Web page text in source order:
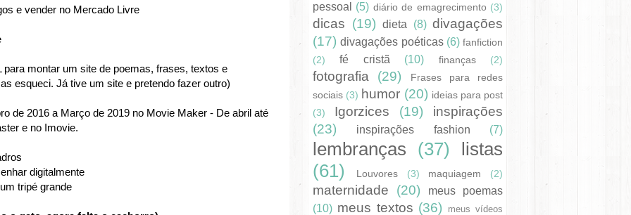
e vender no Mercado Livre
montar um site de poemas, frases, textos e
esqueci. Já tive um site e pretendo fazer outro)
de 2016 a Março de 2019 no Movie Maker - De abril até
e no Imovie.
digitalmente
tripé grande
pessoal
(5) diário de emagrecimento (3)
dicas (19) dieta (8) divagações
(17) divagações poéticas (6) fanfiction
(2)
fé cristã (10) finanças (2)
fotografia (29)
Frases para redes
sociais (3) humor (20) ideias para post
(3)
Igorzices (19)
inspirações
(23)
inspirações fashion (7)
lembranças (37)
listas
(61)
Louvores (3) maquiagem (2)
maternidade (20)
meus poemas
(10) meus textos (36) meus vídeos